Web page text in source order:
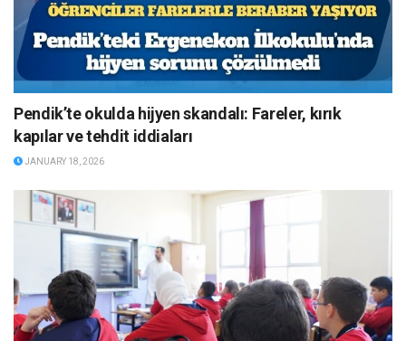
Pendik’te okulda hijyen skandalı: Fareler, kırık
kapılar ve tehdit iddiaları
JANUARY 18, 2026